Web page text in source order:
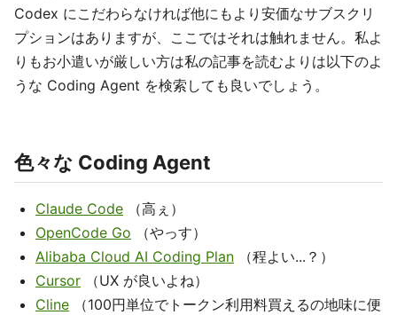
Codex にこだわらなければ他にもより安価なサブスクリ
プションはありますが、ここではそれは触れません。私よ
りもお小遣いが厳しい方は私の記事を読むよりは以下のよ
うな Coding Agent を検索しても良いでしょう。
色々な Coding Agent
Claude Code （高ぇ）
OpenCode Go （やっす）
Alibaba Cloud AI Coding Plan （程よい...？）
Cursor （UX が良いよね）
Cline （100円単位でトークン利用料買えるの地味に便